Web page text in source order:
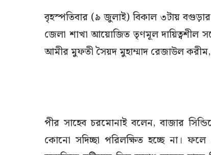
বৃহস্পতিবার (৯ জুলাই) বিকাল ৩টায়
জেলা শাখা আয়োজিত তৃণমূল দায়িত্বশীল
আমীর মুফতী সৈয়দ মুহাম্মাদ রেজাউল
পীর সাহেব চরমোনাই বলেন, বাজার
কোনো সদিচ্ছা পরিলক্ষিত হচ্ছে না।